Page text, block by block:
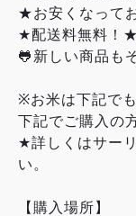
★お安くなって
★配送料無料！★
🐸新しい商品も
※お米は下記で
下記でご購入の
★詳しくはサー
い。
【購入場所】